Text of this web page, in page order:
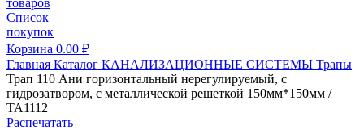
товаров
Список
покупок
Корзина 0.00 ₽
Главная Каталог КАНАЛИЗАЦИОННЫЕ СИСТЕМЫ Трапы
Трап 110 Ани горизонтальный нерегулируемый, с
гидрозатвором, с металлической решеткой 150мм*150мм /
ТА1112
Распечатать